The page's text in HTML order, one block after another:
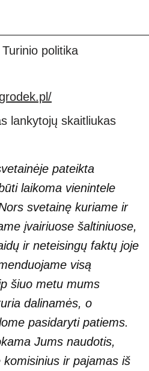
Turinio politika
pateikta
laikoma vienintele
svetainę kuriame ir
įvairiuose šaltiniuose,
ir neteisingų faktų joje
visą
šiuo metu mums
dalinamės, o
pasidaryti patiems.
Jums naudotis,
ir pajamas iš